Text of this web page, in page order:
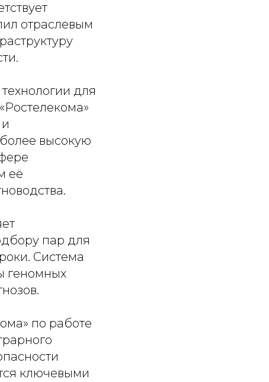
отраслевым
для
высокую
её
пар для
Система
геномных
по работе
ключевыми